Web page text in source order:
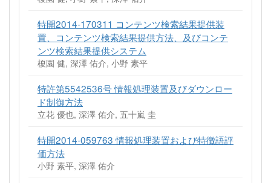
特開2014-170311 コンテンツ検索結果提供装
置、コンテンツ検索結果提供方法、及びコンテ
ンツ検索結果提供システム
榎園 健, 深澤 佑介, 小野 素平
特許第5542536号 情報処理装置及びダウンロー
ド制御方法
立花 優也, 深澤 佑介, 五十嵐 圭
特開2014-059763 情報処理装置および特徴語評
価方法
小野 素平, 深澤 佑介